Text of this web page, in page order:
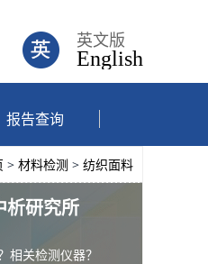
英文版
English
报告查询
> 材料检测 > 纺织面料
析研究所
相关检测仪器？